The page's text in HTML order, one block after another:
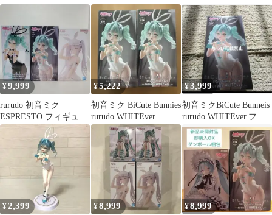
WHITEver. 4個セット
BiCuteBunneisFigure「
初音ミク」
初音ミク
¥9,999
rurudo 初音ミク
ESPRESTO フィギュア
セット
¥5,222
初音ミク BiCute Bunnies
rurudo WHITEver.
¥3,999
初音ミクBiCute Bunneis
rurudo WHITEver.フィ
ギュア
¥2,399 ¥8,999 ¥8,999